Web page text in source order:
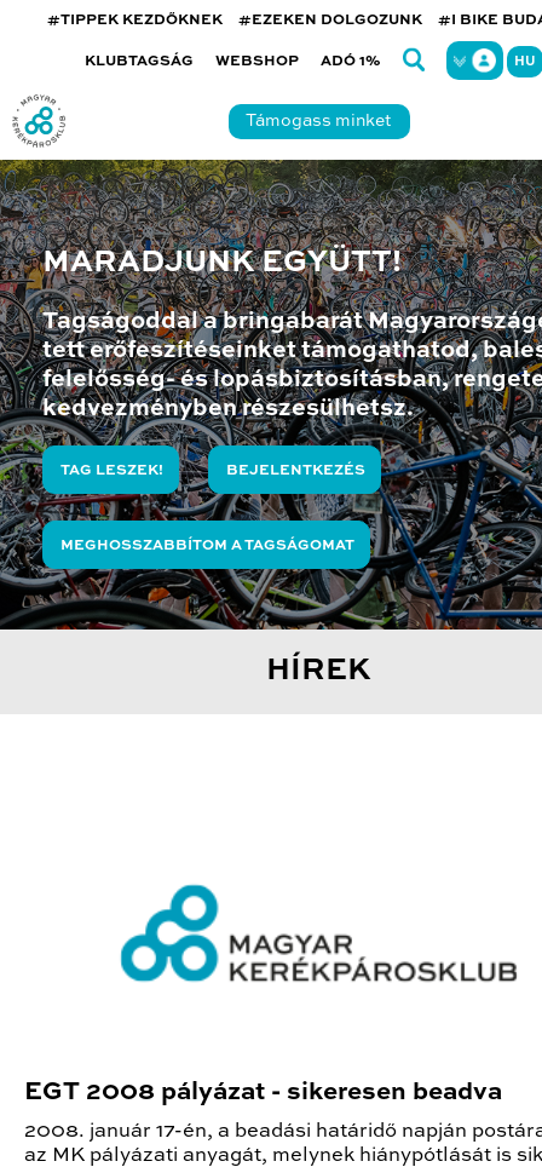
#TIPPEK KEZDŐKNEK #EZEKEN DOLGOZUNK #I BIKE
KLUBTAGSÁG WEBSHOP ADÓ 1% HU
Támogass minket
MARADJUNK EGYÜTT!
Tagságoddal a bringabarát
tett erőfeszítéseinket támogathatod,
felelősség- és lopásbiztosításban,
kedvezményben részesülhetsz.
TAG LESZEK! BEJELENTKEZÉS
MEGHOSSZABBÍTOM A TAGSÁGOMAT
HÍREK
EGT 2008 pályázat - sikeresen beadva
2008. január 17-én, a beadási határidő napján
az MK pályázati anyagát, melynek hiánypótlását is